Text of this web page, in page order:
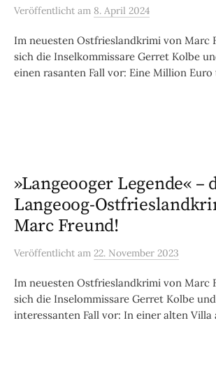
Veröffentlicht am 8. April 2024
Im neuesten Ostfrieslandkrimi von Marc
sich die Inselkommissare Gerret Kolbe
einen rasanten Fall vor: Eine Million Euro
»Langeooger Legende« –
Langeoog-
Marc Freund!
Veröffentlicht am 22. November 2023
Im neuesten Ostfrieslandkrimi von Marc
sich die Inselommissare Gerret Kolbe
interessanten Fall vor: In einer alten Villa